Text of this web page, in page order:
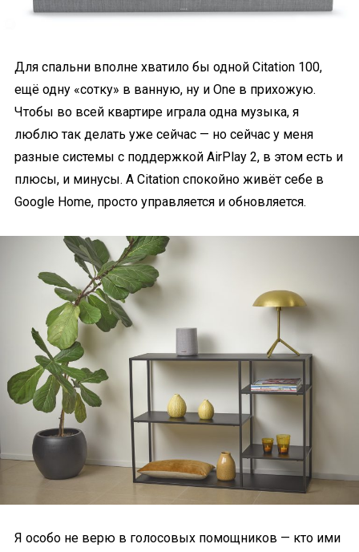
Для спальни вполне хватило бы одной Citation 100,
ещё одну «сотку» в ванную, ну и One в прихожую.
Чтобы во всей квартире играла одна музыка, я
люблю так делать уже сейчас — но сейчас у меня
разные системы с поддержкой AirPlay 2, в этом есть и
плюсы, и минусы. А Citation спокойно живёт себе в
Google Home, просто управляется и обновляется.
Я особо не верю в голосовых помощников — кто ими